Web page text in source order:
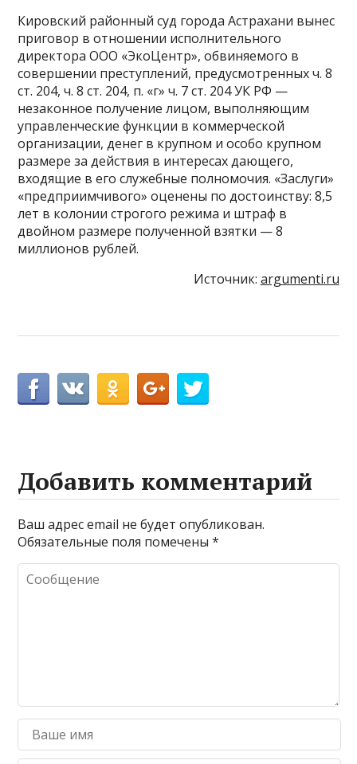
Кировский районный суд города Астрахани вынес
приговор в отношении исполнительного
директора ООО «ЭкоЦентр», обвиняемого в
совершении преступлений, предусмотренных ч. 8
ст. 204, ч. 8 ст. 204, п. «г» ч. 7 ст. 204 УК РФ —
незаконное получение лицом, выполняющим
управленческие функции в коммерческой
организации, денег в крупном и особо крупном
размере за действия в интересах дающего,
входящие в его служебные полномочия. «Заслуги»
«предприимчивого» оценены по достоинству: 8,5
лет в колонии строгого режима и штраф в
двойном размере полученной взятки — 8
миллионов рублей.
Источник: argumenti.ru
Добавить комментарий
Ваш адрес email не будет опубликован.
Обязательные поля помечены*